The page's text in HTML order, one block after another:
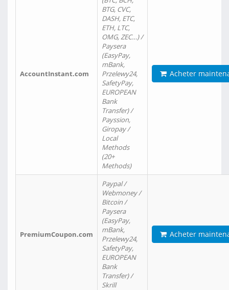
AccountInstant.com
BTG, CVC,
DASH, ETC,
ETH, LTC,
OMG, ZEC…) /
Paysera
(EasyPay,
mBank,
Przelewy24,
SafetyPay,
EUROPEAN
Bank
Transfer) /
Payssion,
Giropay /
Local
Methods
(20+
Methods)
Acheter
PremiumCoupon.com
Paypal /
Webmoney /
Bitcoin /
Paysera
(EasyPay,
mBank,
Przelewy24,
SafetyPay,
EUROPEAN
Bank
Transfer) /
Skrill
Acheter